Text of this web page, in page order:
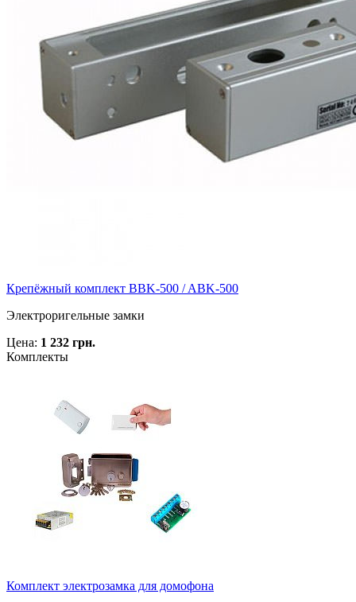
Крепёжный комплект BBK-500 / ABK-500
Электроригельные замки
Цена: 1 232 грн.
Комплекты
Комплект электрозамка для домофона